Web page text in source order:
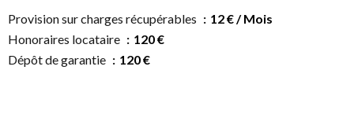
Provision sur charges récupérables
12 € / Mois
Honoraires locataire
120 €
Dépôt de garantie
120 €